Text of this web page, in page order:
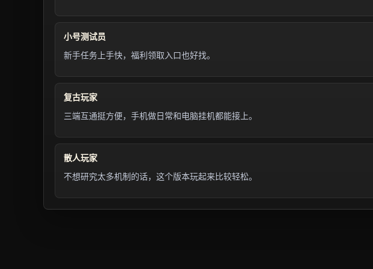
小号测试员
新手任务上手快，福利领取入口也好找。
复古玩家
三端互通挺方便，手机做日常和电脑挂机都能接上。
散人玩家
不想研究太多机制的话，这个版本玩起来比较轻松。